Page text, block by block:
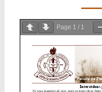
Page 1 / 1